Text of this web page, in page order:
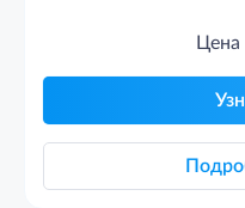
Цена